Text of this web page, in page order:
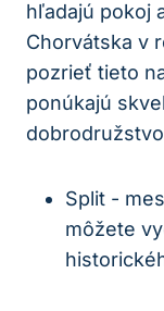
hľadajú ‍pokoj
Chorvátska v‌
pozrieť ⁤tieto
ponúkajú
Split ​-
môžete